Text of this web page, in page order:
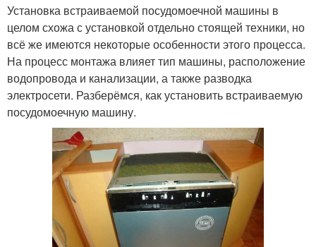
Установка встраиваемой посудомоечной машины в
целом схожа с установкой отдельно стоящей техники, но
всё же имеются некоторые особенности этого процесса.
На процесс монтажа влияет тип машины, расположение
водопровода и канализации, а также разводка
электросети. Разберёмся, как установить встраиваемую
посудомоечную машину.